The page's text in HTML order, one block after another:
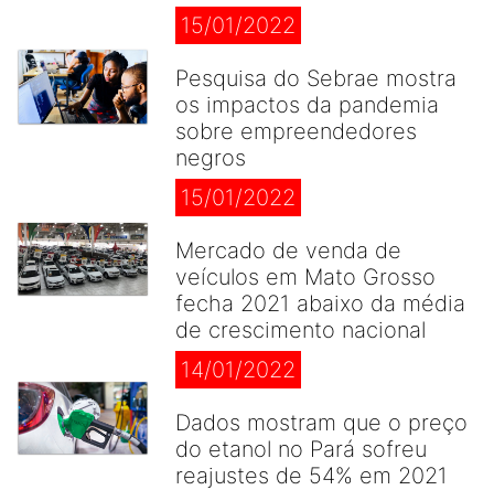
15/01/2022
Pesquisa do Sebrae mostra
os impactos da pandemia
sobre empreendedores
negros
15/01/2022
Mercado de venda de
veículos em Mato Grosso
fecha 2021 abaixo da média
de crescimento nacional
14/01/2022
Dados mostram que o preço
do etanol no Pará sofreu
reajustes de 54% em 2021